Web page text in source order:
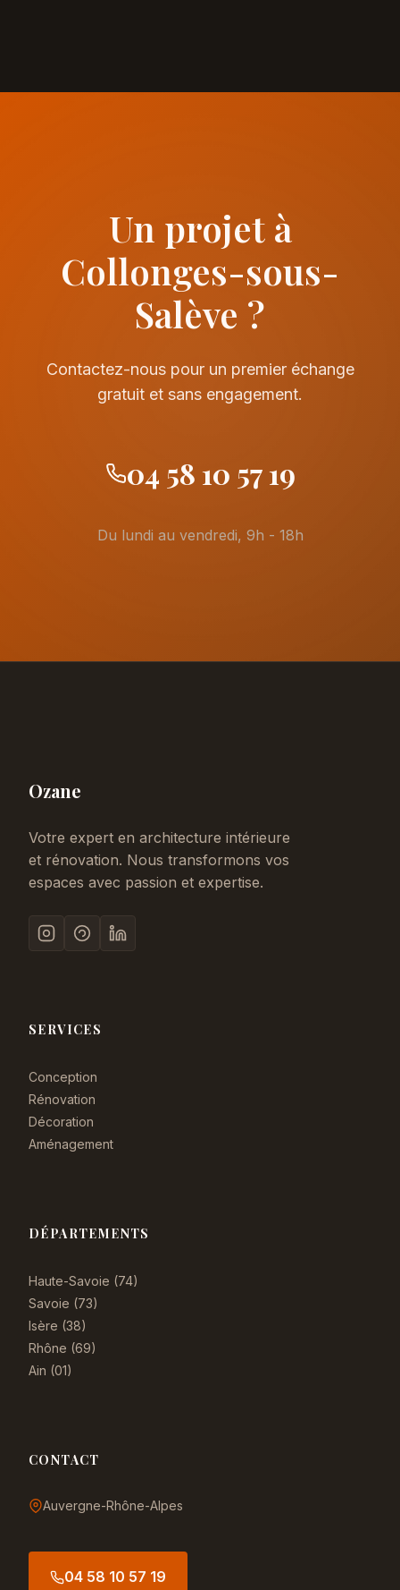
Un projet à
Collonges-sous-
Salève ?
Contactez-nous pour un premier échange
gratuit et sans engagement.
04 58 10 57 19
Du lundi au vendredi, 9h - 18h
Ozane
Votre expert en architecture intérieure
et rénovation. Nous transformons vos
espaces avec passion et expertise.
SERVICES
Conception
Rénovation
Décoration
Aménagement
DÉPARTEMENTS
Haute-Savoie (74)
Savoie (73)
Isère (38)
Rhône (69)
Ain (01)
CONTACT
Auvergne-Rhône-Alpes
04 58 10 57 19